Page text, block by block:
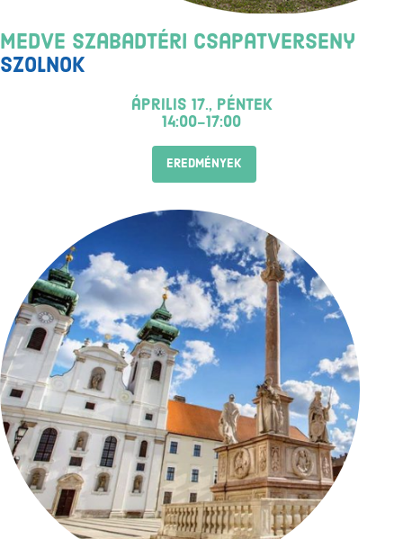
Medve Szabadtéri Csapatverseny
Szolnok
április 17., péntek
14:00-17:00
EREDMÉNYEK